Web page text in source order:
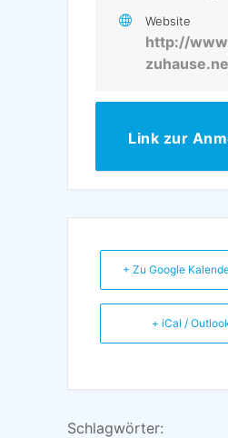
Website
http://
Link zur
+ Zu Google
+ iCal /
Schlagwörter: